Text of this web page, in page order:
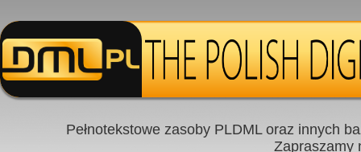
Pełnotekstowe zasoby PLDML oraz innych
Zapraszamy